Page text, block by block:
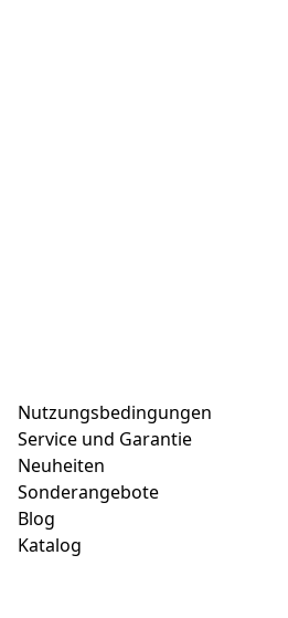
Nutzungsbedingungen
Service und Garantie
Neuheiten
Sonderangebote
Blog
Katalog